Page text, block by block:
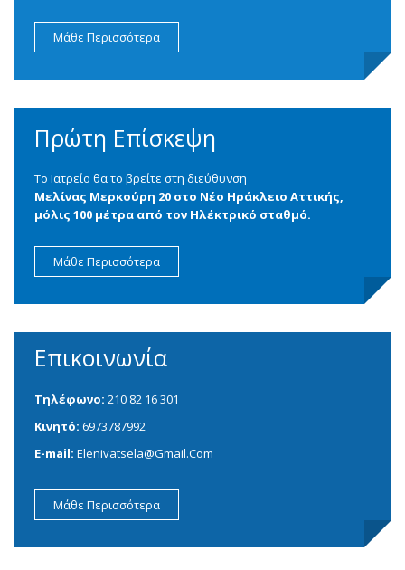
Μάθε Περισσότερα
Πρώτη Επίσκεψη
Το Ιατρείο θα το βρείτε στη διεύθυνση
Μελίνας Μερκούρη 20 στο Νέο Ηράκλειο Αττικής,
μόλις 100 μέτρα από τον Ηλέκτρικό σταθμό.
Μάθε Περισσότερα
Επικοινωνία
Τηλέφωνο: 210 82 16 301
Κινητό: 6973787992
E-mail: Elenivatsela@gmail.com
Μάθε Περισσότερα